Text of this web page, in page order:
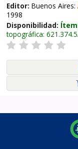
Editor: Buenos Aires:
1998
Disponibilidad:
topográfica: